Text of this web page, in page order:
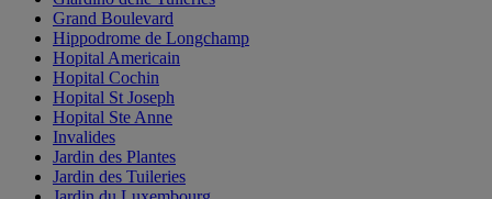
Grand Boulevard
Hippodrome de Longchamp
Hopital Americain
Hopital Cochin
Hopital St Joseph
Hopital Ste Anne
Invalides
Jardin des Plantes
Jardin des Tuileries